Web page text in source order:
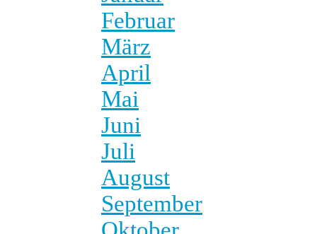
Februar
März
April
Mai
Juni
Juli
August
September